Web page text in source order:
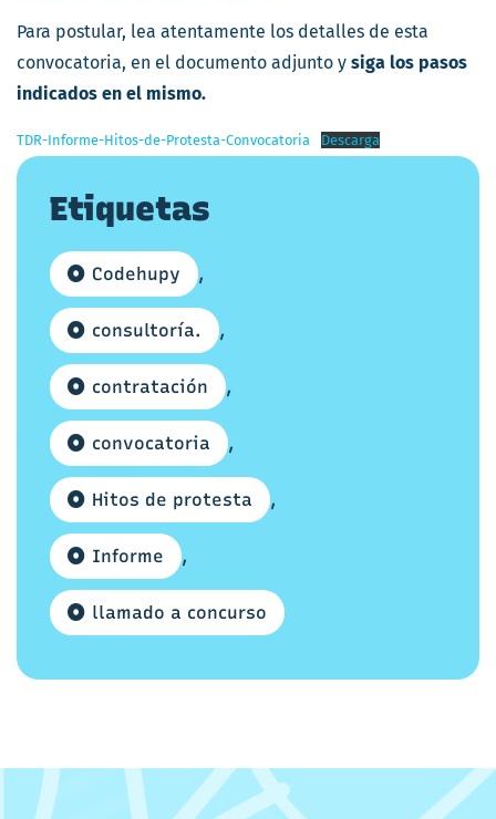
Para postular, lea atentamente los detalles de esta
convocatoria, en el documento adjunto y siga los pasos
indicados en el mismo.
TDR-Informe-Hitos-de-Protesta-Convocatoria Descarga
Etiquetas
Codehupy ,
consultoría. ,
contratación ,
convocatoria ,
Hitos de protesta ,
Informe ,
llamado a concurso